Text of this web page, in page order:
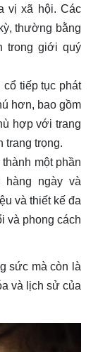
vị xã hội. Các
thường bằng
trong giới quý
tiếp tục phát
hơn, bao gồm
hợp với trang
trang trọng.
một phần
hàng ngày và
và thiết kế đa
và phong cách
sức mà còn là
và lịch sử của